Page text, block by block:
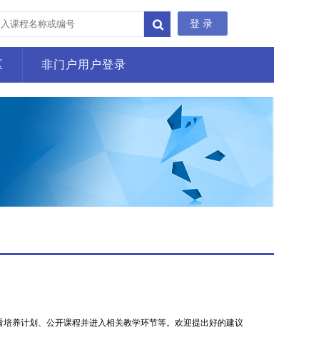
登录
非门户用户登录
养计划、公开课程并进入相关教学环节等。欢迎提出好的建议